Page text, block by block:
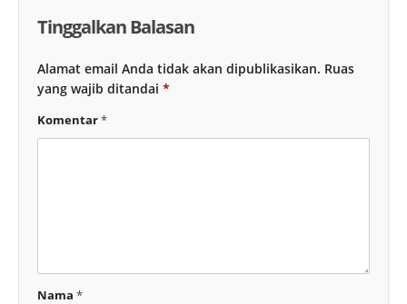
Tinggalkan Balasan
Alamat email Anda tidak akan dipublikasikan. Ruas
yang wajib ditandai *
Komentar*
Nama *